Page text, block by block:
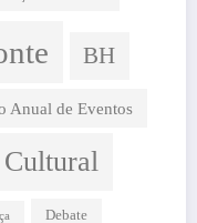
BH
Anual de Eventos
Cultural
Debate